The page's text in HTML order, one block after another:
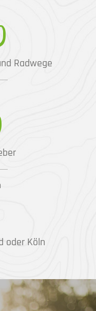
Radwege
oder Köln